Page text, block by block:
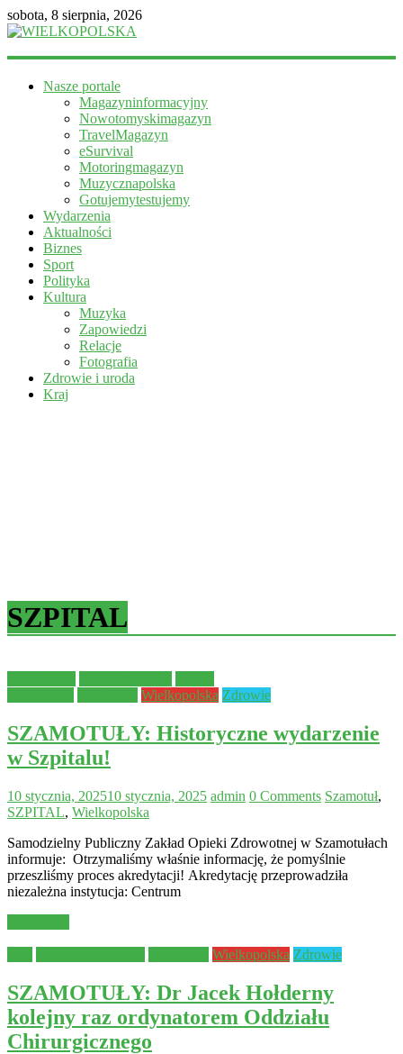
sobota, 8 sierpnia, 2026
WIELKOPOLSKA
informacyjny
Nasze portale
Magazyninformacyjny
Nowotomyskimagazyn
TravelMagazyn
eSurvival
Motoringmagazyn
Muzycznapolska
Gotujemytestujemy
Wydarzenia
Aktualności
Biznes
Sport
Polityka
Kultura
Muzyka
Zapowiedzi
Relacje
Fotografia
Zdrowie i uroda
Kraj
SZPITAL
Wielkopolska Zdrowie
SZAMOTUŁY: Historyczne wydarzenie
w Szpitalu!
10 stycznia, 202510 stycznia, 2025 admin 0 Comments Szamotuł,
SZPITAL, Wielkopolska
Samodzielny Publiczny Zakład Opieki Zdrowotnej w Szamotułach
informuje: Otrzymaliśmy właśnie informację, że pomyślnie
przeszliśmy proces akredytacji! Akredytację przeprowadziła
niezależna instytucja: Centrum
Wielkopolska Zdrowie
SZAMOTUŁY: Dr Jacek Hołderny
kolejny raz ordynatorem Oddziału
Chirurgicznego